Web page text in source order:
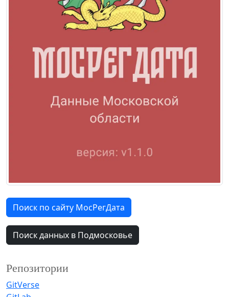
Поиск по сайту МосРегДата
Поиск данных в Подмосковье
Репозитории
GitVerse